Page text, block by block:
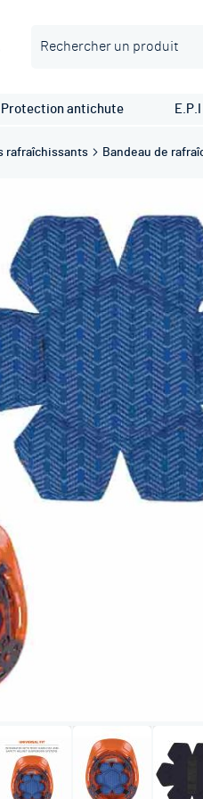
Protection antichute E.P.I
rafraîchissants Bandeau de